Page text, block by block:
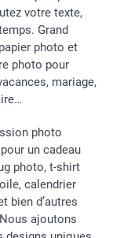
votre texte,
Grand
photo et
photo pour
mariage,
photo
un cadeau
photo, t-shirt
calendrier
bien d’autres
ajoutons